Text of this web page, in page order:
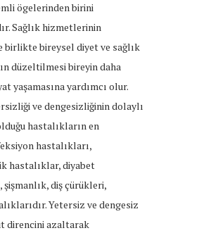
ögelerinden birini
Sağlık hizmetlerinin
birlikte bireysel diyet ve sağlık
düzeltilmesi bireyin daha
yaşamasına yardımcı olur.
ve dengesizliğinin dolaylı
hastalıkların en
hastalıkları,
hastalıklar, diyabet
diş çürükleri,
Yetersiz ve dengesiz
direncini azaltarak